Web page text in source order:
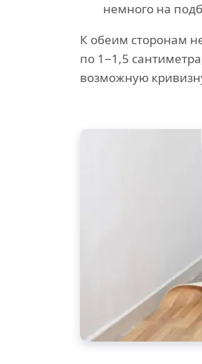
немного на
К обеим сторонам
по 1−1,5
возможную